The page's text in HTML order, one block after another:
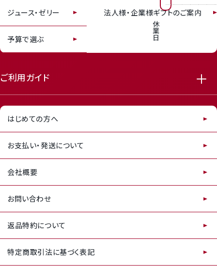
休
業
日
ジュース・ゼリー
予算で選ぶ
法人様・企業様ギフトのご案内
ご利用ガイド
はじめての方へ
お支払い・発送について
会社概要
お問い合わせ
返品特約について
特定商取引法に基づく表記